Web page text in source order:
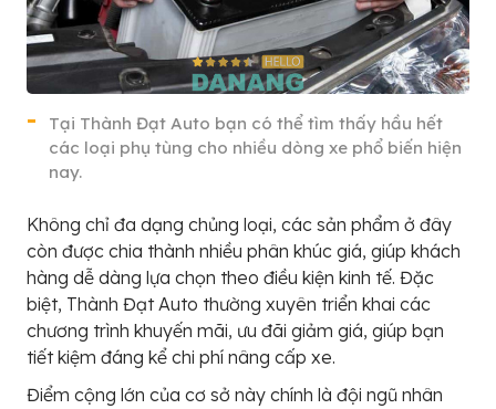
Tại Thành Đạt Auto bạn có thể tìm thấy hầu hết
các loại phụ tùng cho nhiều dòng xe phổ biến hiện
nay.
Không chỉ đa dạng chủng loại, các sản phẩm ở đây
còn được chia thành nhiều phân khúc giá, giúp khách
hàng dễ dàng lựa chọn theo điều kiện kinh tế. Đặc
biệt, Thành Đạt Auto thường xuyên triển khai các
chương trình khuyến mãi, ưu đãi giảm giá, giúp bạn
tiết kiệm đáng kể chi phí nâng cấp xe.
Điểm cộng lớn của cơ sở này chính là đội ngũ nhân